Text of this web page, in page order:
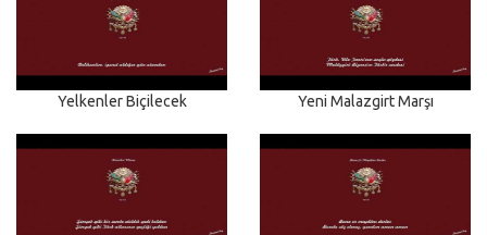
Yelkenler Biçilecek Yeni Malazgirt Marşı